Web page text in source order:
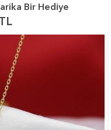
Bir Hediye